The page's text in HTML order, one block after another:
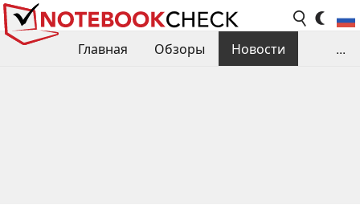
Главная Обзоры
Новости
...